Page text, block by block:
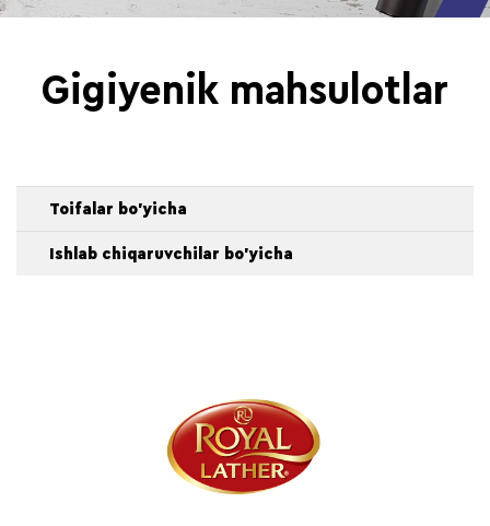
Gigiyenik mahsulotlar
Toifalar bo'yicha
Ishlab chiqaruvchilar bo'yicha